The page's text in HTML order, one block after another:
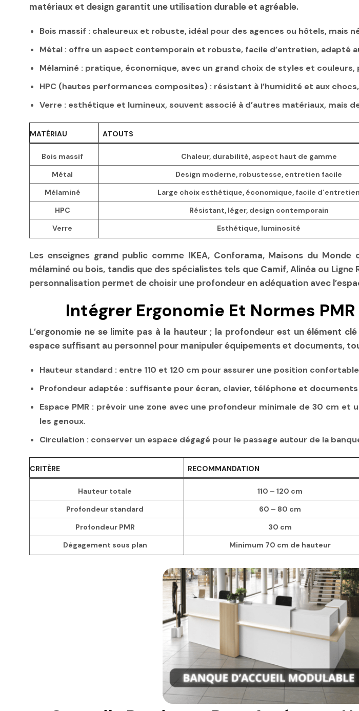
matériaux et design garantit une utilisation durable et agréable.
Bois massif : chaleureux et robuste, idéal pour des agences ou hôtels, mais
Métal : offre un aspect contemporain et robuste, facile d’entretien, adapté
Mélaminé : pratique, économique, avec un grand choix de styles et
HPC (hautes performances composites) : résistant à l’humidité et aux
Verre : esthétique et lumineux, souvent associé à d’autres matériaux, mais
MATÉRIAU ATOUTS
Bois massif Chaleur, durabilité, aspect haut de gamme
Métal
Design moderne, robustesse, entretien facile
Mélaminé
Large choix esthétique, économique, facile d’entretien
HPC
Résistant, léger, design contemporain
Verre
Esthétique, luminosité
Les enseignes grand public comme IKEA, Conforama, Maisons du
mélaminé ou bois, tandis que des spécialistes tels que Camif, Alinéa ou
personnalisation permet de choisir une profondeur en adéquation avec
Intégrer Ergonomie Et Normes
L’ergonomie ne se limite pas à la hauteur ; la profondeur est un élément
espace suffisant au personnel pour manipuler équipements et documents,
Hauteur standard : entre 110 et 120 cm pour assurer une position
Profondeur adaptée : suffisante pour écran, clavier, téléphone et
Espace PMR: prévoir une zone avec une profondeur minimale de 30 cm et
les genoux.
Circulation : conserver un espace dégagé pour le passage autour de la
CRITÈRE RECOMMANDATION
Hauteur totale 110 – 120 cm
Profondeur standard
60 – 80 cm
Profondeur PMR
30 cm
Dégagement sous plan
Minimum 70 cm de hauteur